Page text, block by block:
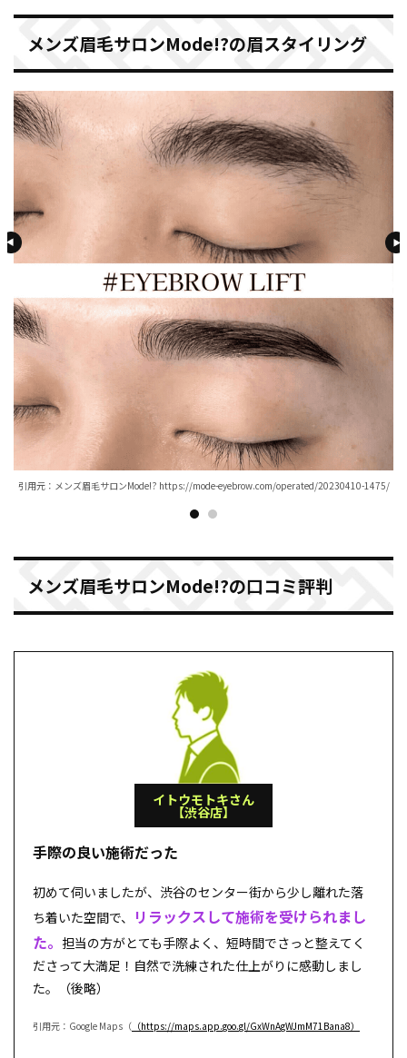
メンズ眉毛サロンMode!?の眉スタイリング
引用元：メンズ眉毛サロンMode!? https://mode-eyebrow.com/operated/20230410-1475/
メンズ眉毛サロンMode!?の口コミ評判
イトウモトキさん
【渋谷店】
手際の良い施術だった
初めて伺いましたが、渋谷のセンター街から少し離れた落
ち着いた空間で、 リラックスして施術を受けられまし
た。 担当の方がとても手際よく、短時間でさっと整えてく
ださって大満足！自然で洗練された仕上がりに感動しまし
た。（後略）
引用元：Google Maps（ （https://maps.app.goo.gl/GxWnAgWJmM71Bana8）